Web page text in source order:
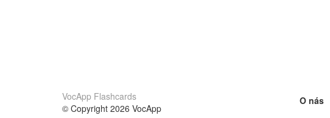
VocApp Flashcards
© Copyright 2026 VocApp
O nás